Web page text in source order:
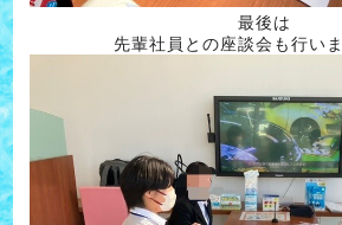
最後は
先輩社員との座談会も行い